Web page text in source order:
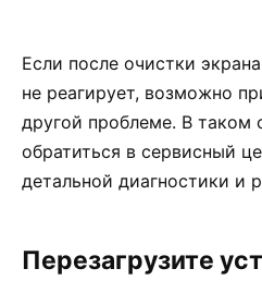
Если после очистки
не реагирует, возможно
другой проблеме. В таком
обратиться в сервисный
детальной диагностики и
Перезагрузите